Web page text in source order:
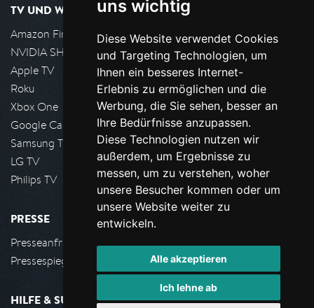
uns wichtig
Diese Website verwendet Cookies
und Targeting Technologien, um
Ihnen ein besseres Internet-
Erlebnis zu ermöglichen und die
Werbung, die Sie sehen, besser an
Ihre Bedürfnisse anzupassen.
Diese Technologien nutzen wir
außerdem, um Ergebnisse zu
messen, um zu verstehen, woher
unsere Besucher kommen oder um
unsere Website weiter zu
entwickeln.
Alle akzeptieren
Ich lehne ab
TV UND WOHNZIMMER
Amazon FireTV
NVIDIA SHIELD, Google TV
Apple TV
Roku
Xbox One
Google Cast
Samsung TV
LG TV
Philips TV
PRESSE
Presseanfrage stellen
Pressespiegel
HILFE & SUPPORT